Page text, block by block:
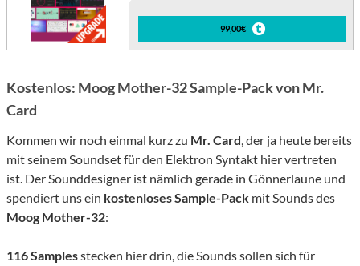
99,00€
Kostenlos: Moog Mother-32 Sample-Pack von Mr.
Card
Kommen wir noch einmal kurz zu Mr. Card, der ja heute bereits
mit seinem Soundset für den Elektron Syntakt hier vertreten
ist. Der Sounddesigner ist nämlich gerade in Gönnerlaune und
spendiert uns ein kostenloses Sample-Pack mit Sounds des
Moog Mother-32:
116 Samplesstecken hier drin, die Sounds sollen sich für